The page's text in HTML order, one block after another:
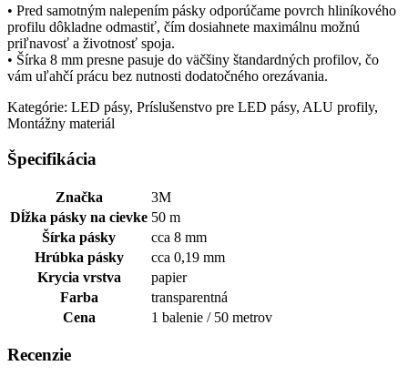
• Pred samotným nalepením pásky odporúčame povrch hliníkového
profilu dôkladne odmastiť, čím dosiahnete maximálnu možnú
priľnavosť a životnosť spoja.
• Šírka 8 mm presne pasuje do väčšiny štandardných profilov, čo
vám uľahčí prácu bez nutnosti dodatočného orezávania.
Kategórie: LED pásy, Príslušenstvo pre LED pásy, ALU profily,
Montážny materiál
Špecifikácia
Značka
3M
Dĺžka pásky na cievke 50 m
Šírka pásky
cca 8 mm
Hrúbka pásky
cca 0,19 mm
Krycia vrstva
papier
Farba
transparentná
Cena
1 balenie / 50 metrov
Recenzie